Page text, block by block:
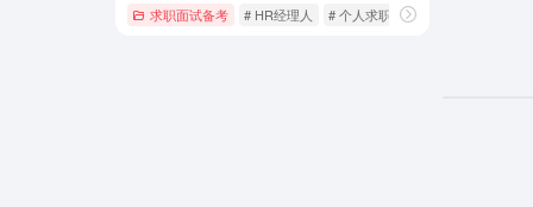
求职面试备考 # HR经理人 # 个人求职 # 人事代理